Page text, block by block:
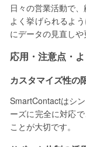
日々の営業活動で
よく挙げられるよ
にデータの見直しや
応用・注意点・
カスタマイズ性の
SmartContactはシ
ーズに完全に対応
ことが大切です。